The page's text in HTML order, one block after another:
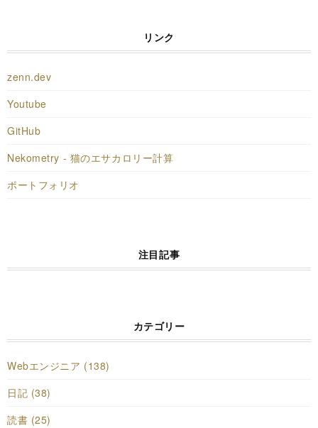
リンク
zenn.dev
Youtube
GitHub
Nekometry - 猫のエサカロリー計算
ポートフォリオ
注目記事
カテゴリー
Webエンジニア (138)
日記 (38)
読書 (25)